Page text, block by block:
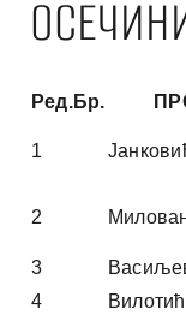
Ред.Бр.
1
2
3
4